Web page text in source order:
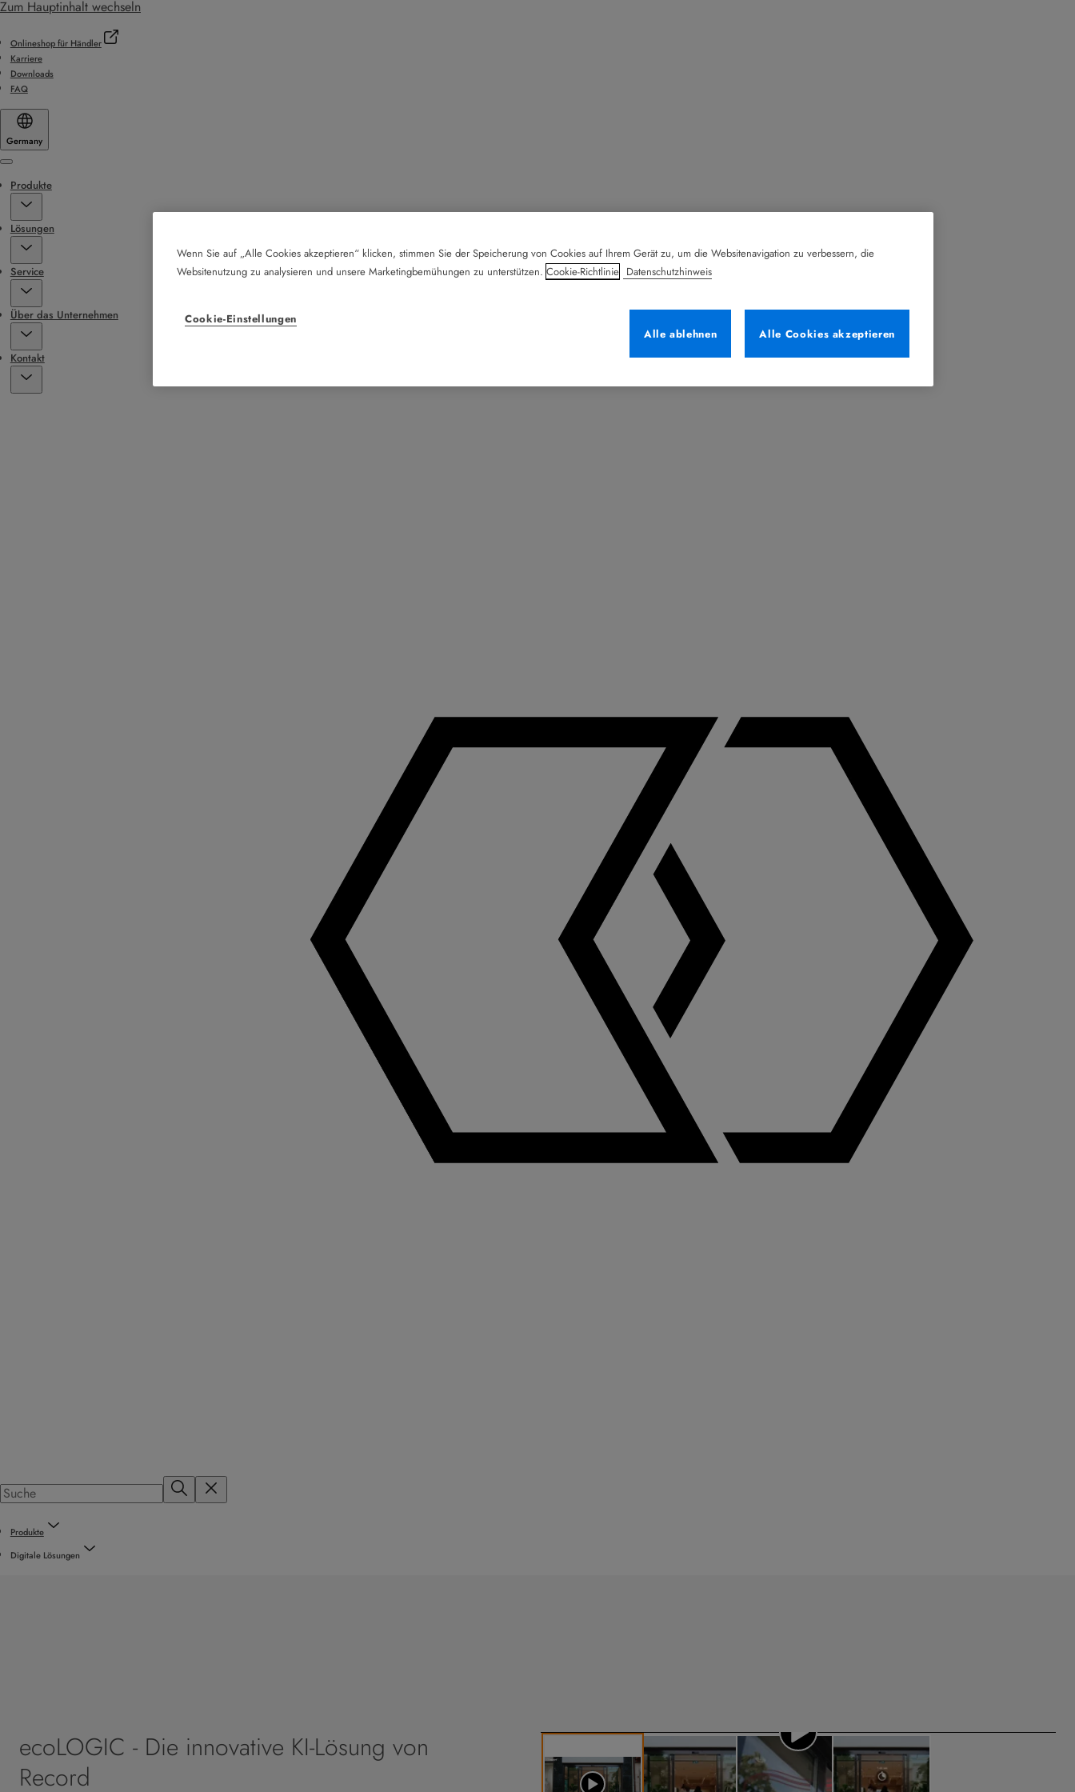
Zum Hauptinhalt wechseln
Onlineshop für Händler
Karriere
Downloads
FAQ
Germany
Menu
Produkte
Lösungen
Service
Über das Unternehmen
Kontakt
Produkte
Digitale Lösungen
ecoLOGIC - Die innovative KI-Lösung von
Record
Wenn Sie auf „Alle Cookies akzeptieren“ klicken, stimmen Sie der Speicherung von Cookies auf Ihrem Gerät zu, um die Websitenavigation zu verbessern, die
Websitenutzung zu analysieren und unsere Marketingbemühungen zu unterstützen. Cookie-Richtlinie Datenschutzhinweis
Cookie-Einstellungen
Alle ablehnen
Alle Cookies akzeptieren